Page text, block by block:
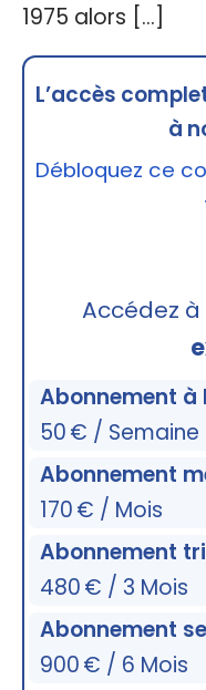
1975 alors […]
L’accès
à
Débloquez ce
Accédez
Abonnement à
50 € / Semaine
Abonnement
170 € / Mois
Abonnement
480 € / 3 Mois
Abonnement
900 € / 6 Mois